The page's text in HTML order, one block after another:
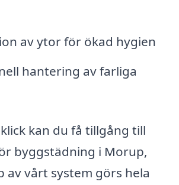
av ytor för ökad hygien
hantering av farliga
kan du få tillgång till
byggstädning i Morup,
av vårt system görs hela